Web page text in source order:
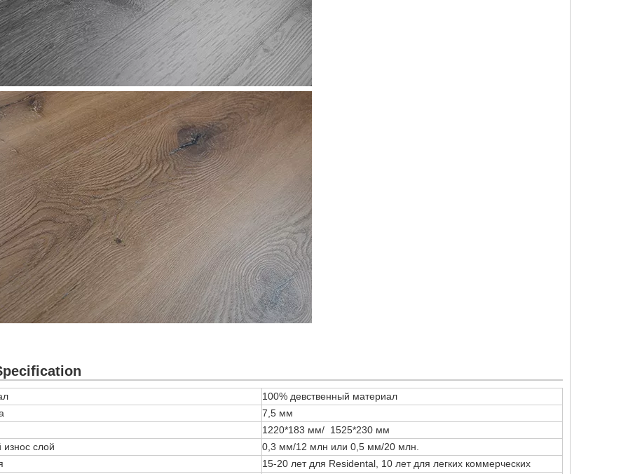
100% девственный материал
7,5 мм
1220*183 мм/ 1525*230 мм
износ слой
0,3 мм/12 млн или 0,5 мм/20 млн.
15-20 лет для Residental, 10 лет для легких коммерческих